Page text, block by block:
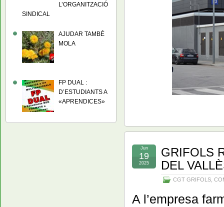
GRIFOLS
DEL
CGT GRIFOLS
Jun
19
2025
A l’empresa
L’ORGANITZACIÓ
SINDICAL
AJUDAR TAMBÉ
MOLA
FP DUAL :
D’ESTUDIANTS A
«APRENDICES»